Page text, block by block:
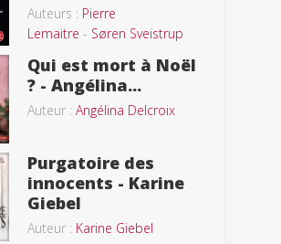
Auteurs : Pierre
Lemaitre - Søren Sveistrup
Qui est mort à Noël
? - Angélina...
Auteur : Angélina Delcroix
Purgatoire des
innocents - Karine
Giebel
Auteur : Karine Giebel